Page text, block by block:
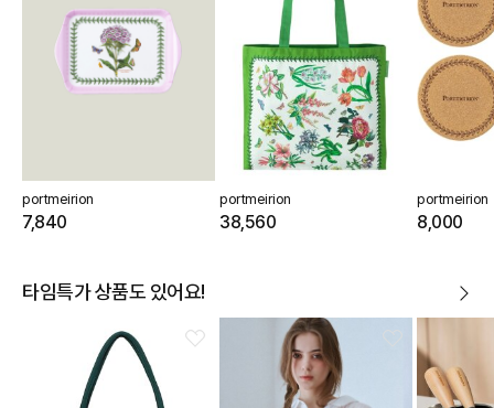
portmeirion
7,840
portmeirion
38,560
portmeirion
8,000
타임특가 상품도 있어요!